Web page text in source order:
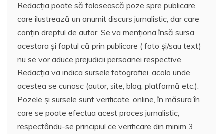
Redacția poate să folosească poze spre publicare,
care ilustrează un anumit discurs jurnalistic, dar care
conțin dreptul de autor. Se va menționa însă sursa
acestora și faptul că prin publicare ( foto și/sau text)
nu se vor aduce prejudicii persoanei respective.
Redacția va indica sursele fotografiei, acolo unde
acestea se cunosc (autor, site, blog, platformă etc.).
Pozele și sursele sunt verificate, online, în măsura în
care se poate efectua acest proces jurnalistic,
respectându-se principiul de verificare din minim 3